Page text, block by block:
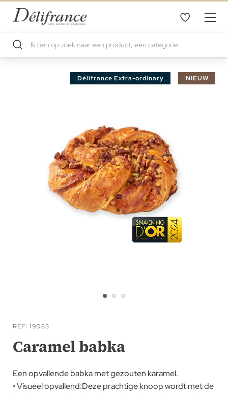
afbeeldingen-
naar
het
begin
de
afbeeldingen-
NIEUW
Délifrance Extra-ordinary
REF 19D83
Caramel babka
Een opvallende babka met gezouten karamel.
• Visueel opvallend:Deze prachtige knoop wordt met de